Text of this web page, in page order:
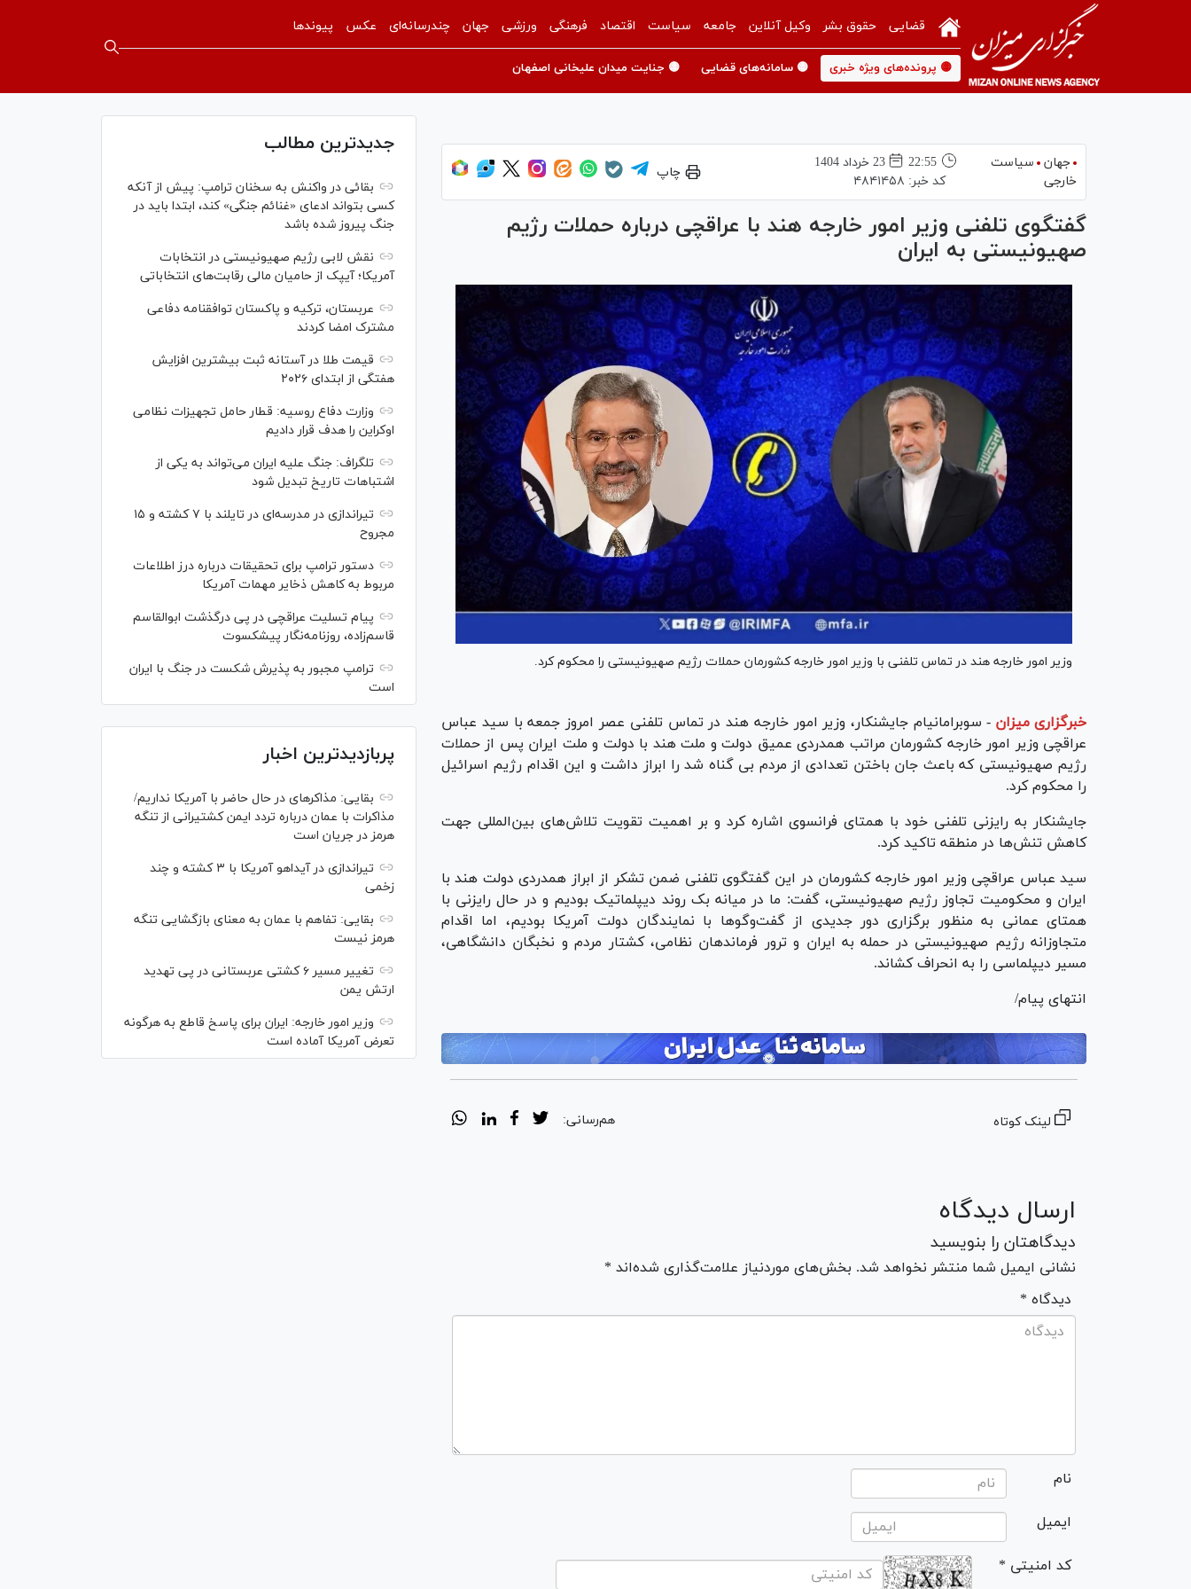
قضایی حقوق بشر وکیل آنلاین جامعه سیاست اقتصاد فرهنگی ورزشی جهان چندرسانه‌ای عکس پیوندها
🟡 پرونده‌های ویژه خبری 🟡 سامانه‌های قضایی 🟡 جنایت میدان علیخانی اصفهان
جهان
سیاست
خارجی
22:55
23 خرداد 1404
کد خبر: ۴۸۴۱۴۵۸
چاپ
گفتگوی تلفنی وزیر امور خارجه هند با عراقچی درباره حملات رژیم
صهیونیستی به ایران
وزیر امور خارجه هند در تماس تلفنی با وزیر امور خارجه کشورمان حملات رژیم صهیونیستی را محکوم کرد.
خبرگزاری میزان - سوبرامانیام جایشنکار، وزیر امور خارجه هند در تماس تلفنی عصر امروز جمعه با سید عباس
عراقچی وزیر امور خارجه کشورمان مراتب همدردی عمیق دولت و ملت هند با دولت و ملت ایران پس از حملات
رژیم صهیونیستی که باعث جان باختن تعدادی از مردم بی گناه شد را ابراز داشت و این اقدام رژیم اسرائیل
را محکوم کرد.
جایشنکار به رایزنی تلفنی خود با همتای فرانسوی اشاره کرد و بر اهمیت تقویت تلاش‌های بین‌المللی جهت
کاهش تنش‌ها در منطقه تاکید کرد.
سید عباس عراقچی وزیر امور خارجه کشورمان در این گفتگوی تلفنی ضمن تشکر از ابراز همدردی دولت هند با
ایران و محکومیت تجاوز رژیم صهیونیستی، گفت: ما در میانه بک روند دیپلماتیک بودیم و در حال رایزنی با
همتای عمانی به منظور برگزاری دور جدیدی از گفت‌و‌گو‌ها با نمایندگان دولت آمریکا بودیم، اما اقدام
متجاوزانه رژیم صهیونیستی در حمله به ایران و ترور فرماندهان نظامی، کشتار مردم و نخبگان دانشگاهی،
مسیر دیپلماسی را به انحراف کشاند.
انتهای پیام/
لینک کوتاه هم‌رسانی:
ارسال دیدگاه
دیدگاهتان را بنویسید
نشانی ایمیل شما منتشر نخواهد شد. بخش‌های موردنیاز علامت‌گذاری شده‌اند *
* دیدگاه
نام
ایمیل
* کد امنیتی
جدیدترین مطالب
بقائی در واکنش به سخنان ترامپ: پیش از آنکه
کسی بتواند ادعای «غنائم جنگی» کند، ابتدا باید در
جنگ پیروز شده باشد
نقش لابی رژیم صهیونیستی در انتخابات
آمریکا؛ آیپک از حامیان مالی رقابت‌های انتخاباتی
عربستان، ترکیه و پاکستان توافقنامه دفاعی
مشترک امضا کردند
قیمت طلا در آستانه ثبت بیشترین افزایش
هفتگی از ابتدای ۲۰۲۶
وزارت دفاع روسیه: قطار حامل تجهیزات نظامی
اوکراین را هدف قرار دادیم
تلگراف: جنگ علیه ایران می‌تواند به یکی از
اشتباهات تاریخ تبدیل شود
تیراندازی در مدرسه‌ای در تایلند با ۷ کشته و ۱۵
مجروح
دستور ترامپ برای تحقیقات درباره درز اطلاعات
مربوط به کاهش ذخایر مهمات آمریکا
پیام تسلیت عراقچی در پی درگذشت ابوالقاسم
قاسم‌زاده، روزنامه‌نگار پیشکسوت
ترامپ مجبور به پذیرش شکست در جنگ با ایران
است
پربازدیدترین اخبار
بقایی: مذاکره‎ای در حال حاضر با آمریکا نداریم/
مذاکرات با عمان درباره تردد ایمن کشتیرانی از تنگه
هرمز در جریان است
تیراندازی در آیداهو آمریکا با ۳ کشته و چند
زخمی
بقایی: تفاهم با عمان به معنای بازگشایی تنگه
هرمز نیست
تغییر مسیر ۶ کشتی عربستانی در پی تهدید
ارتش یمن
وزیر امور خارجه: ایران برای پاسخ قاطع به هرگونه
تعرض آمریکا آماده است